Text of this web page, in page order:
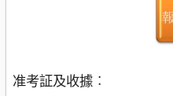
准考証及收據︰